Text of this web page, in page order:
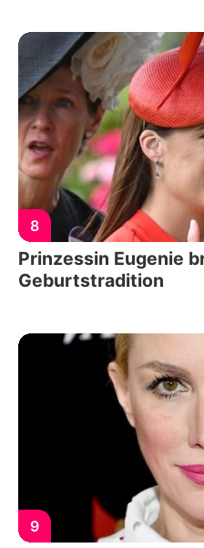
8
Prinzessin Eugenie
Geburtstradition
9